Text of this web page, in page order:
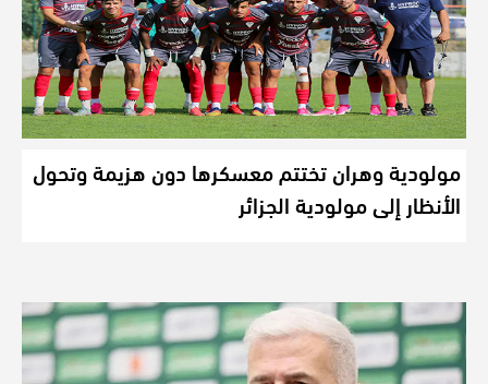
مولودية وهران تختتم معسكرها دون هزيمة وتحول
الأنظار إلى مولودية الجزائر